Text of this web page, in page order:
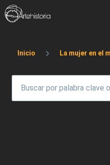
Pasar al contenido principal
Sobrescribir
Inicio La mujer en el